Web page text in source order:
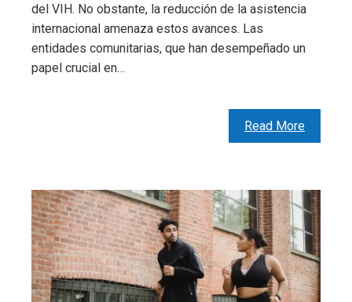
del VIH. No obstante, la reducción de la asistencia
internacional amenaza estos avances. Las
entidades comunitarias, que han desempeñado un
papel crucial en…
Read More